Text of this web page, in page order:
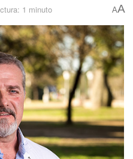
1 minuto AA